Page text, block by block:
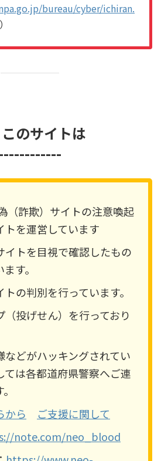
bureau/cyber/ichiran.
のサイトは
（詐欺）サイトの注意喚起
トを運営しています
イトを目視で確認したもの
す。
の判別を行っています。
（投げせん）を行っており
などがハッキングされてい
ては各都道府県警察へご連
から
ご支援に関して
note.com/neo_blood